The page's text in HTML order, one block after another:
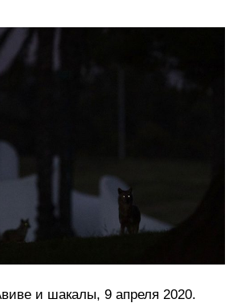
и шакалы, 9 апреля 2020.